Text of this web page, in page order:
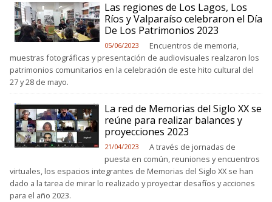
Las regiones de Los Lagos, Los
Ríos y Valparaíso celebraron el Día
De Los Patrimonios 2023
05/06/2023
Encuentros de memoria,
muestras fotográficas y presentación de audiovisuales realzaron los
patrimonios comunitarios en la celebración de este hito cultural del
27 y 28 de mayo.
La red de Memorias del Siglo XX se
reúne para realizar balances y
proyecciones 2023
21/04/2023
A través de jornadas de
puesta en común, reuniones y encuentros
virtuales, los espacios integrantes de Memorias del Siglo XX se han
dado a la tarea de mirar lo realizado y proyectar desafíos y acciones
para el año 2023.